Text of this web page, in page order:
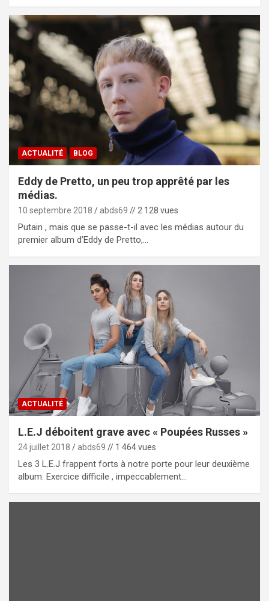
ACTUALITÉ BLOG
Eddy de Pretto, un peu trop apprêté par les
médias.
10 septembre 2018 abds69 // 2 128 vues
Putain , mais que se passe-t-il avec les médias autour du
premier album d’Eddy de Pretto,…
ACTUALITÉ
L.E.J déboitent grave avec « Poupées Russes »
24 juillet 2018 abds69 // 1 464 vues
Les 3 L.E.J frappent forts à notre porte pour leur deuxième
album. Exercice difficile , impeccablement…